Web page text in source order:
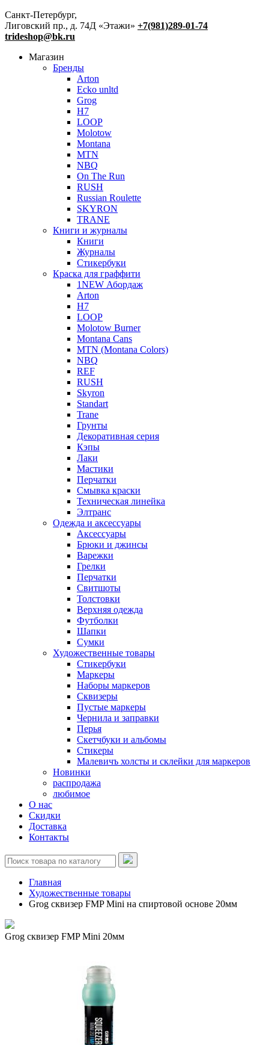
Санкт-Петербург,
Лиговский пр., д. 74Д «Этажи» +7(981)289-01-74
trideshop@bk.ru
Магазин
Бренды
Arton
Ecko unltd
Grog
H7
LOOP
Molotow
Montana
MTN
NBQ
On The Run
RUSH
Russian Roulette
SKYRON
TRANE
Книги и журналы
Книги
Журналы
Стикербуки
Краска для граффити
1NEW Абордаж
Arton
H7
LOOP
Molotow Burner
Montana Cans
MTN (Montana Colors)
NBQ
REF
RUSH
Skyron
Standart
Trane
Грунты
Декоративная серия
Кэпы
Лаки
Мастики
Перчатки
Смывка краски
Техническая линейка
Элтранс
Одежда и аксессуары
Аксессуары
Брюки и джинсы
Варежки
Грелки
Перчатки
Свитшоты
Толстовки
Верхняя одежда
Футболки
Шапки
Сумки
Художественные товары
Стикербуки
Маркеры
Наборы маркеров
Сквизеры
Пустые маркеры
Чернила и заправки
Перья
Скетчбуки и альбомы
Стикеры
Малевичъ холсты и склейки для маркеров
Новинки
распродажа
любимое
О нас
Скидки
Доставка
Контакты
Главная
Художественные товары
Grog сквизер FMP Mini на спиртовой основе 20мм
Grog сквизер FMP Mini 20мм